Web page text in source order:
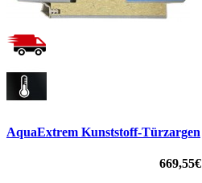
AquaExtrem Kunststoff-Türzargen
669,55€